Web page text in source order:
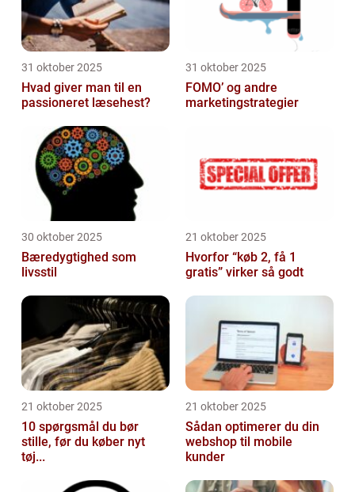
31 oktober 2025
Hvad giver man til en
passioneret læsehest?
31 oktober 2025
FOMO’ og andre
marketingstrategier
30 oktober 2025
Bæredygtighed som
livsstil
21 oktober 2025
Hvorfor “køb 2, få 1
gratis” virker så godt
21 oktober 2025
10 spørgsmål du bør
stille, før du køber nyt
tøj...
21 oktober 2025
Sådan optimerer du din
webshop til mobile
kunder